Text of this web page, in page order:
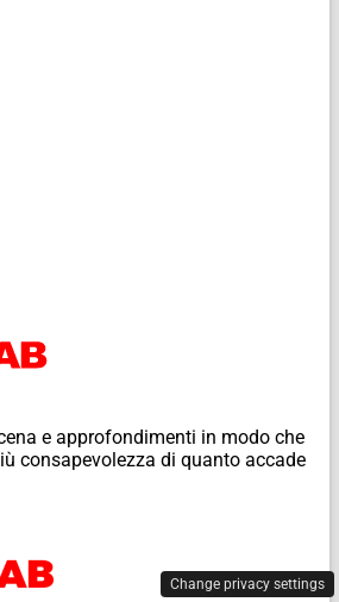
e approfondimenti in modo che
consapevolezza di quanto accade
Change privacy settings